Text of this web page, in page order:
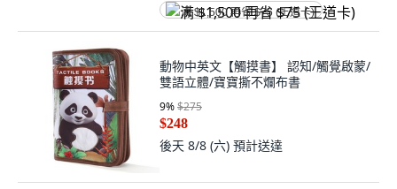
满 $1,500 再省 $75 (王道卡)
動物中英文【觸摸書】 認知/觸覺啟蒙/
雙語立體/寶寶撕不爛布書
9%$275
$248
後天 8/8 (六) 預計送達